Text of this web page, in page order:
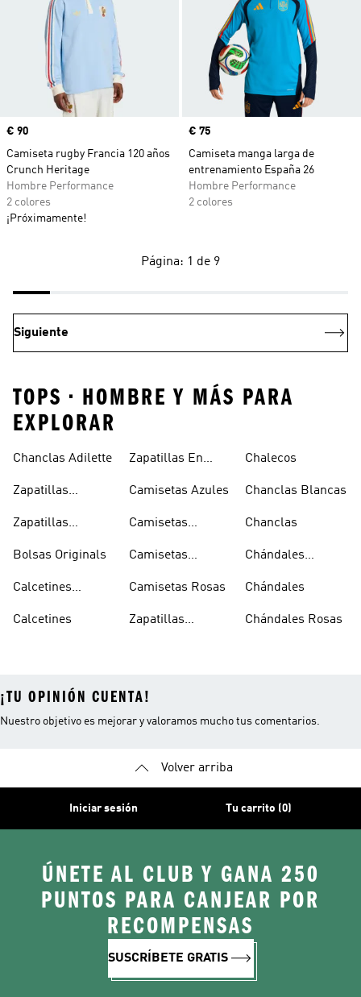
Precio
€ 90
Camiseta rugby Francia 120 años
Crunch Heritage
Hombre Performance
2 colores
¡Próximamente!
Precio
€ 75
Camiseta manga larga de
entrenamiento España 26
Hombre Performance
2 colores
Página: 1 de 9
Siguiente
TOPS • HOMBRE Y MÁS PARA
EXPLORAR
Chanclas Adilette
Zapatillas
Zapatillas
Blancas
Bolsas Originals
Calcetines
Blancos
Calcetines
Zapatillas En
Camisetas Azules
Camisetas
Camisetas
Camisetas Rosas
Zapatillas
Chalecos
Chanclas Blancas
Chanclas
Chándales
Chándales
Chándales Rosas
¡TU OPINIÓN CUENTA!
Nuestro objetivo es mejorar y valoramos mucho tus comentarios.
Volver arriba
Iniciar sesión Tu carrito (0)
ÚNETE AL CLUB Y GANA 250
PUNTOS PARA CANJEAR POR
RECOMPENSAS
SUSCRÍBETE GRATIS